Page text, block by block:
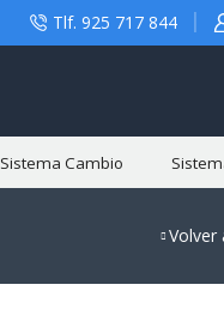
Tlf. 925 717 844
Sistema Cambio
Volver